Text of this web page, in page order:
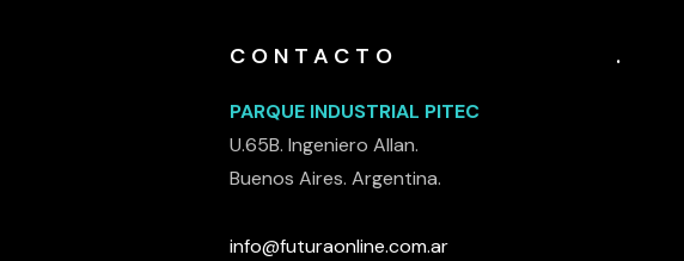
CONTACTO
PARQUE INDUSTRIAL PITEC
U.65B. Ingeniero Allan.
Buenos Aires. Argentina.
info@futuraonline.com.ar
.